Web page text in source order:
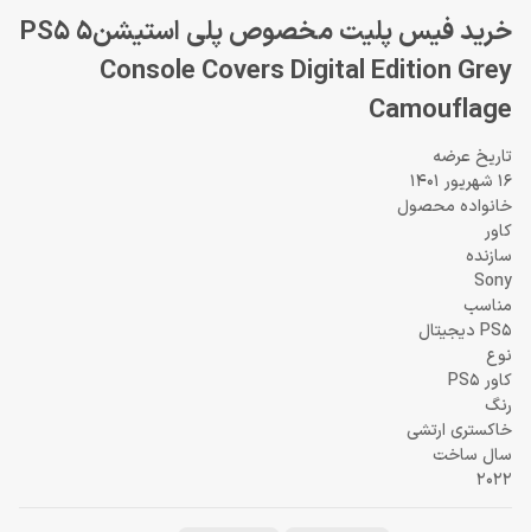
خرید فیس پلیت مخصوص پلی استیشن5 PS5
Console Covers Digital Edition Grey
Camouflage
تاریخ عرضه
16 شهریور 1401
خانواده محصول
کاور
سازنده
Sony
مناسب
PS5 دیجیتال
نوع
کاور PS5
رنگ
خاکستری ارتشی
سال ساخت
2022